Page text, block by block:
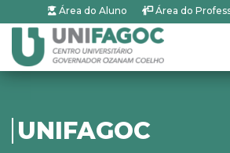
Área do Aluno Área do
UNIFAGOC